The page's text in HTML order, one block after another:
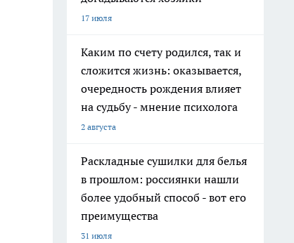
17 июля
Каким по счету родился, так и
сложится жизнь: оказывается,
очередность рождения влияет
на судьбу - мнение психолога
2 августа
Раскладные сушилки для белья
в прошлом: россиянки нашли
более удобный способ - вот его
преимущества
31 июля